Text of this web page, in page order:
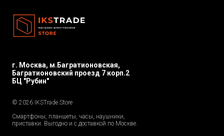
г. Москва, м.Багратионовская,
Багратионовский проезд 7 корп.2
БЦ "Рубин"
© 2026 IKSTrade.Store
Смартфоны, планшеты, часы, наушники,
приставки. Выгодно и с доставкой по Москве.